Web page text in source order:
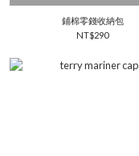
鋪棉零錢收納包
NT$290